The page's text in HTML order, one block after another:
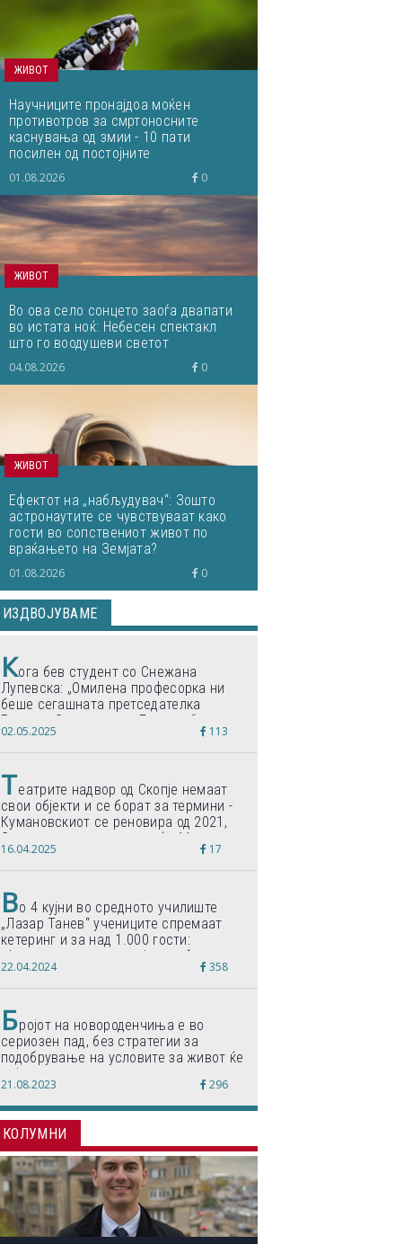
ЖИВОТ
Научниците пронајдоа моќен
противотров за смртоносните
каснувања од змии - 10 пати
посилен од постојните
01.08.2026 0
ЖИВОТ
Во ова село сонцето заоѓа двапати
во истата ноќ: Небесен спектакл
што го воодушеви светот
04.08.2026 0
ЖИВОТ
Ефектот на „набљудувач“: Зошто
астронаутите се чувствуваат како
гости во сопствениот живот по
враќањето на Земјата?
01.08.2026 0
ИЗДВОЈУВАМЕ
Кога бев студент со Снежана
Лупевска: „Омилена професорка ни
беше сегашната претседателка
Гордана Сиљановска-Давкова“
02.05.2025 113
Театрите надвор од Скопје немаат
свои објекти и се борат за термини -
Кумановскиот се реновира од 2021,
Струмичкиот се гради веќе 11 години
16.04.2025 17
Во 4 кујни во средното училиште
„Лазар Танев“ учениците спремаат
кетеринг и за над 1.000 гости:
„Формиравме компанија и работиме
по светски стандарди“
22.04.2024 358
Бројот на новороденчиња е во
сериозен пад, без стратегии за
подобрување на условите за живот ќе
дојде до затворање на училишта,
предупредуваат експертите
21.08.2023 296
КОЛУМНИ